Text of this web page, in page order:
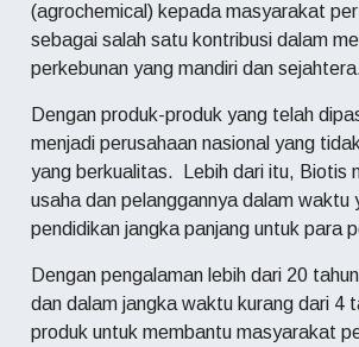
(agrochemical) kepada masyarakat
sebagai salah satu kontribusi dalam
perkebunan yang mandiri dan
Dengan produk-produk yang telah
menjadi perusahaan nasional yang
yang berkualitas. Lebih dari itu, Biotis
usaha dan pelanggannya dalam
pendidikan jangka panjang untuk para
Dengan pengalaman lebih dari 20
dan dalam jangka waktu kurang dari 4
produk untuk membantu masyarakat